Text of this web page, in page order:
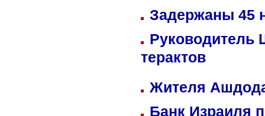
Задержаны 45
Руководитель
терактов
Жителя
Банк Израиля